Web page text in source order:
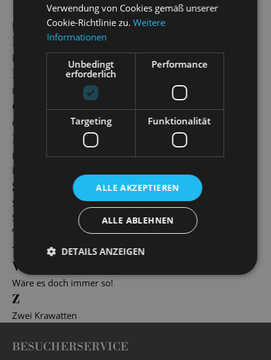
K
Kostümverkauf
M
Milonga
N
Neujahrskonzert
O
Operette im Osten
P
Party-Time!
Polnische Hochzeit
S
Schöne Töne
Sommernachtsball
T
The Fantasticks
W
Wäre es doch immer so!
Z
Zwei Krawatten
BESUCHERSERVICE
Verwendung von Cookies gemäß unserer
Cookie-Richtlinie zu.Weitere
Informationen
Unbedingt
erforderlich
Performance
Targeting Funktionalität
ALLE AKZEPTIEREN
ALLE ABLEHNEN
DETAILS ANZEIGEN